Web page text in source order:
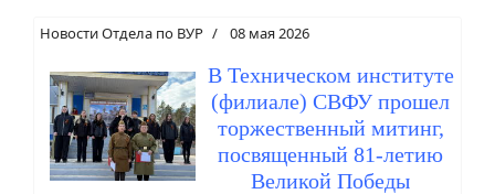
Новости Отдела по ВУР 08 мая 2026
В Техническом институте
(филиале) СВФУ прошел
торжественный митинг,
посвященный 81-летию
Великой Победы